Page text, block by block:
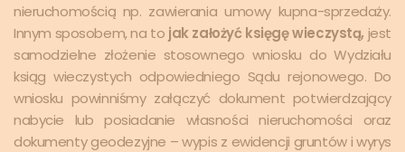
nieruchomością np. zawierania umowy kupna-sprzedaży.
Innym sposobem, na to jak założyć księgę wieczystą, jest
samodzielne złożenie stosownego wniosku do Wydziału
ksiąg wieczystych odpowiedniego Sądu rejonowego. Do
wniosku powinniśmy załączyć dokument potwierdzający
nabycie lub posiadanie własności nieruchomości oraz
dokumenty geodezyjne – wypis z ewidencji gruntów i wyrys